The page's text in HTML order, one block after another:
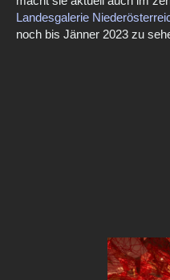
Landesgalerie
noch bis Jänner 2023 zu